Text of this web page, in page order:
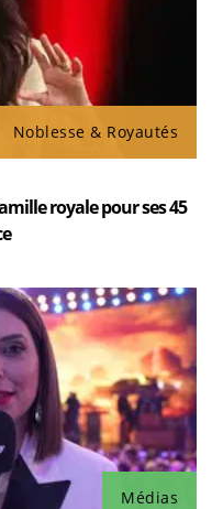
Noblesse & Royautés
royale pour ses 45
Médias